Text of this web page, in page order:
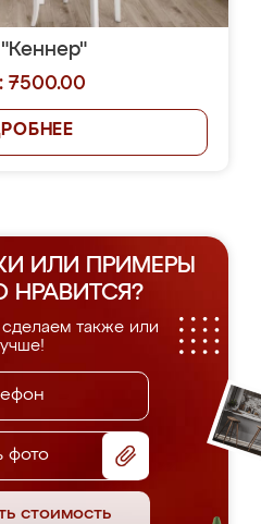
7500.00
ИЛИ ПРИМЕРЫ
НРАВИТСЯ?
также или
фото
стоимость